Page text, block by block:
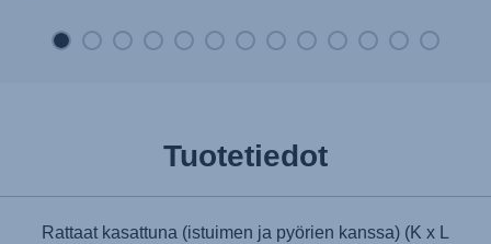
Tuotetiedot
Rattaat kasattuna (istuimen ja pyörien kanssa) (K x L